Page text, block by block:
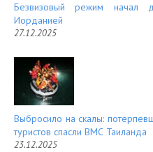
Безвизовый режим начал
Иорданией
27.12.2025
Выбросило на скалы:
туристов спасли ВМС Таиланда
23.12.2025